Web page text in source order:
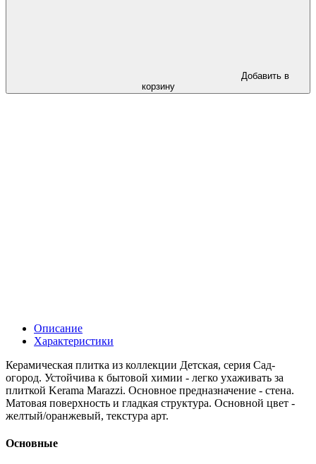
Добавить в
корзину
Описание
Характеристики
Керамическая плитка из коллекции Детская, серия Сад-
огород. Устойчива к бытовой химии - легко ухаживать за
плиткой Kerama Marazzi. Основное предназначение - стена.
Матовая поверхность и гладкая структура. Основной цвет -
желтый/оранжевый, текстура арт.
Основные